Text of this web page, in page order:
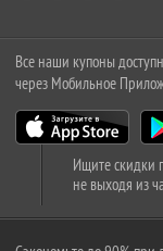
Все наши купоны
через Мобильное
Ищите скидки
не выходя из